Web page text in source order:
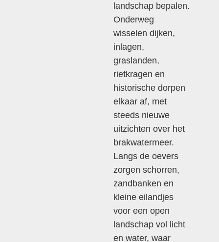
landschap bepalen.
Onderweg
wisselen dijken,
inlagen,
graslanden,
rietkragen en
historische dorpen
elkaar af, met
steeds nieuwe
uitzichten over het
brakwatermeer.
Langs de oevers
zorgen schorren,
zandbanken en
kleine eilandjes
voor een open
landschap vol licht
en water, waar